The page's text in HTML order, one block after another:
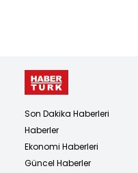
Son Dakika Haberleri
Haberler
Ekonomi Haberleri
Güncel Haberler